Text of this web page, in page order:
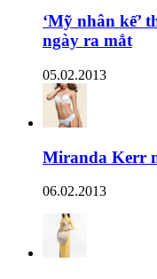
‘Mỹ nhân kế’
ngày ra mắt
05.02.2013
Miranda Kerr
06.02.2013